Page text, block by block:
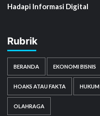
Hadapi Informasi Digital
Rubrik
BERANDA EKONOMI BISNIS
HOAKS ATAU FAKTA HUKUM
OLAHRAGA